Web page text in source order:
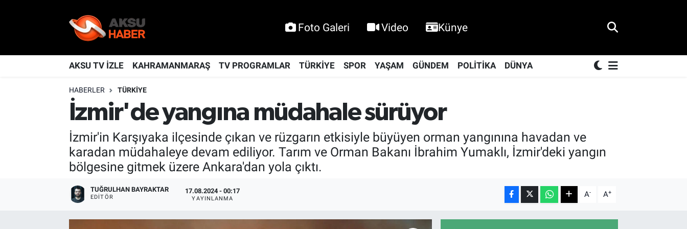
Foto Galeri Video Künye
AKSU TV İZLE KAHRAMANMARAŞ TV PROGRAMLAR TÜRKİYE SPOR YAŞAM GÜNDEM POLİTİKA DÜNYA
HABERLER TÜRKİYE
İzmir'de yangına müdahale sürüyor
İzmir'in Karşıyaka ilçesinde çıkan ve rüzgarın etkisiyle büyüyen orman yangınına havadan ve
karadan müdahaleye devam ediliyor. Tarım ve Orman Bakanı İbrahim Yumaklı, İzmir'deki yangın
bölgesine gitmek üzere Ankara'dan yola çıktı.
TUĞRULHAN BAYRAKTAR
EDITÖR
17.08.2024 - 00:17
YAYINLANMA A- A+
KAHRAMANMARAŞ
Nöbetçi Eczaneler
Hava Durumu
Kahramanmaraş Namaz Vakitleri
Trafik Durumu
TFF 2.Lig Kırmızı Grup Puan Durumu ve Fikstür
Tüm Manşetler
Son Dakika Haberleri
Haber Arşivi